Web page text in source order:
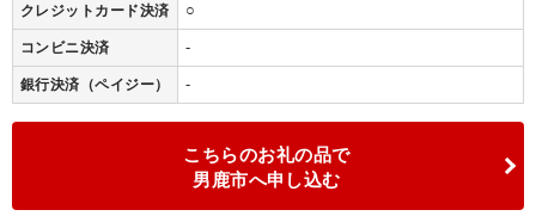
クレジットカード決済 ○
コンビニ決済 -
銀行決済（ペイジー） -
こちらのお礼の品で
男鹿市へ申し込む